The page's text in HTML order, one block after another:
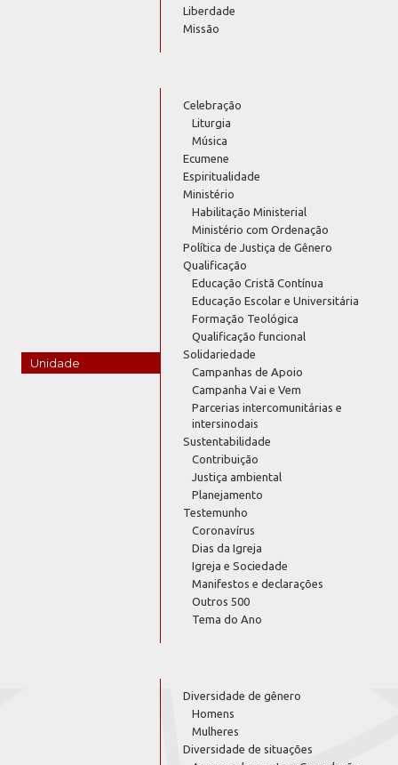
Liberdade
Missão
Unidade
Celebração
Liturgia
Música
Ecumene
Espiritualidade
Ministério
Habilitação Ministerial
Ministério com Ordenação
Política de Justiça de Gênero
Qualificação
Educação Cristã Contínua
Educação Escolar e Universitária
Formação Teológica
Qualificação funcional
Solidariedade
Campanhas de Apoio
Campanha Vai e Vem
Parcerias intercomunitárias e
intersinodais
Sustentabilidade
Contribuição
Justiça ambiental
Planejamento
Testemunho
Coronavírus
Dias da Igreja
Igreja e Sociedade
Manifestos e declarações
Outros 500
Tema do Ano
Diversidade de gênero
Homens
Mulheres
Diversidade de situações